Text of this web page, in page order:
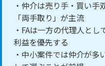
・仲介は売り手・買い手
「両手取り」が主流
・FAは一方の代理人と
利益を優先する
・中小案件では仲介が